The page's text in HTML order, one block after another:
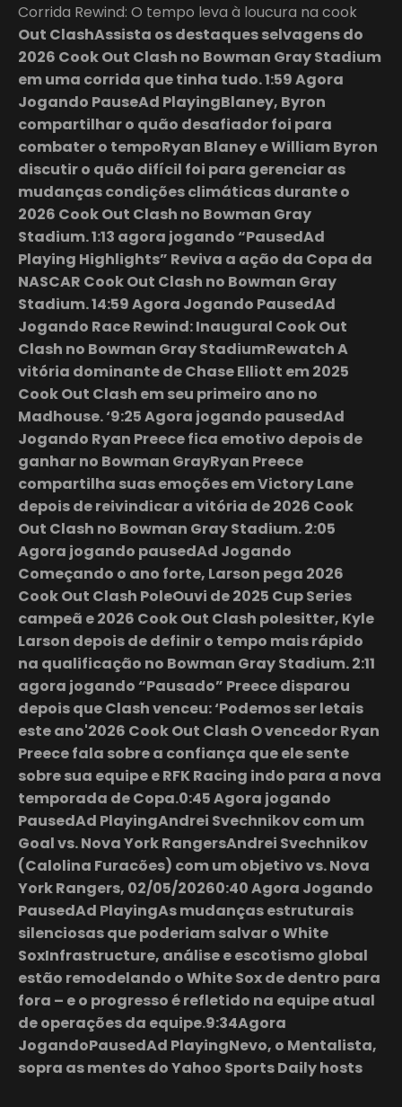
Corrida Rewind: O tempo leva à loucura na cook
Out ClashAssista os destaques selvagens do
2026 Cook Out Clash no Bowman Gray Stadium
em uma corrida que tinha tudo. 1:59 Agora
Jogando PauseAd PlayingBlaney, Byron
compartilhar o quão desafiador foi para
combater o tempoRyan Blaney e William Byron
discutir o quão difícil foi para gerenciar as
mudanças condições climáticas durante o
2026 Cook Out Clash no Bowman Gray
Stadium. 1:13 agora jogando “PausedAd
Playing Highlights” Reviva a ação da Copa da
NASCAR Cook Out Clash no Bowman Gray
Stadium. 14:59 Agora Jogando PausedAd
Jogando Race Rewind: Inaugural Cook Out
Clash no Bowman Gray StadiumRewatch A
vitória dominante de Chase Elliott em 2025
Cook Out Clash em seu primeiro ano no
Madhouse. ‘9:25 Agora jogando pausedAd
Jogando Ryan Preece fica emotivo depois de
ganhar no Bowman GrayRyan Preece
compartilha suas emoções em Victory Lane
depois de reivindicar a vitória de 2026 Cook
Out Clash no Bowman Gray Stadium. 2:05
Agora jogando pausedAd Jogando
Começando o ano forte, Larson pega 2026
Cook Out Clash PoleOuvi de 2025 Cup Series
campeã e 2026 Cook Out Clash polesitter, Kyle
Larson depois de definir o tempo mais rápido
na qualificação no Bowman Gray Stadium. 2:11
agora jogando “Pausado” Preece disparou
depois que Clash venceu: ‘Podemos ser letais
este ano'2026 Cook Out Clash O vencedor Ryan
Preece fala sobre a confiança que ele sente
sobre sua equipe e RFK Racing indo para a nova
temporada de Copa.0:45 Agora jogando
PausedAd PlayingAndrei Svechnikov com um
Goal vs. Nova York RangersAndrei Svechnikov
(Calolina Furacões) com um objetivo vs. Nova
York Rangers, 02/05/20260:40 Agora Jogando
PausedAd PlayingAs mudanças estruturais
silenciosas que poderiam salvar o White
SoxInfrastructure, análise e escotismo global
estão remodelando o White Sox de dentro para
fora – e o progresso é refletido na equipe atual
de operações da equipe.9:34Agora
JogandoPausedAd PlayingNevo, o Mentalista,
sopra as mentes do Yahoo Sports Daily hosts